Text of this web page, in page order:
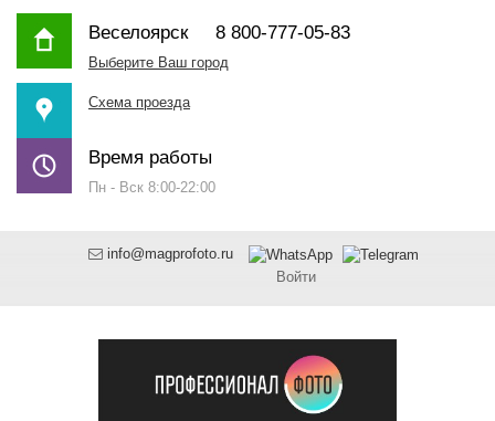
Веселоярск8 800-777-05-83
Выберите Ваш город
Схема проезда
Время работы
Пн - Вск 8:00-22:00
info@magprofoto.ru
Войти